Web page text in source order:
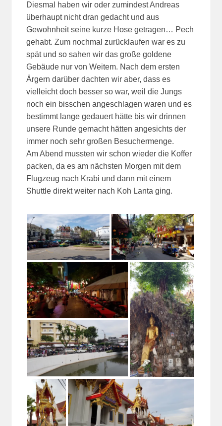
Diesmal haben wir oder zumindest Andreas
überhaupt nicht dran gedacht und aus
Gewohnheit seine kurze Hose getragen… Pech
gehabt. Zum nochmal zurücklaufen war es zu
spät und so sahen wir das große goldene
Gebäude nur von Weitem. Nach dem ersten
Ärgern darüber dachten wir aber, dass es
vielleicht doch besser so war, weil die Jungs
noch ein bisschen angeschlagen waren und es
bestimmt lange gedauert hätte bis wir drinnen
unsere Runde gemacht hätten angesichts der
immer noch sehr großen Besuchermenge.
Am Abend mussten wir schon wieder die Koffer
packen, da es am nächsten Morgen mit dem
Flugzeug nach Krabi und dann mit einem
Shuttle direkt weiter nach Koh Lanta ging.